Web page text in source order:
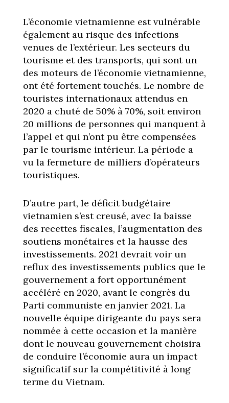
L’économie vietnamienne est vulnérable
également au risque des infections
venues de l’extérieur. Les secteurs du
tourisme et des transports, qui sont un
des moteurs de l’économie vietnamienne,
ont été fortement touchés. Le nombre de
touristes internationaux attendus en
2020 a chuté de 50% à 70%, soit environ
20 millions de personnes qui manquent à
l’appel et qui n’ont pu être compensées
par le tourisme intérieur. La période a
vu la fermeture de milliers d’opérateurs
touristiques.
D’autre part, le déficit budgétaire
vietnamien s’est creusé, avec la baisse
des recettes fiscales, l’augmentation des
soutiens monétaires et la hausse des
investissements. 2021 devrait voir un
reflux des investissements publics que le
gouvernement a fort opportunément
accéléré en 2020, avant le congrès du
Parti communiste en janvier 2021. La
nouvelle équipe dirigeante du pays sera
nommée à cette occasion et la manière
dont le nouveau gouvernement choisira
de conduire l’économie aura un impact
significatif sur la compétitivité à long
terme du Vietnam.